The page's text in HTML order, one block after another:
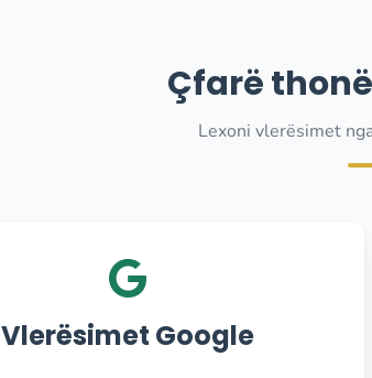
Çfarë
Lexoni vlerësimet
Vlerësimet Google